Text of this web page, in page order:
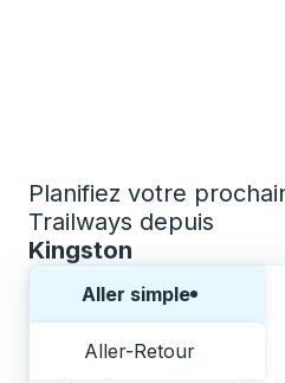
Planifiez votre
Trailways depuis
Kingston
Aller simple
Aller-Retour